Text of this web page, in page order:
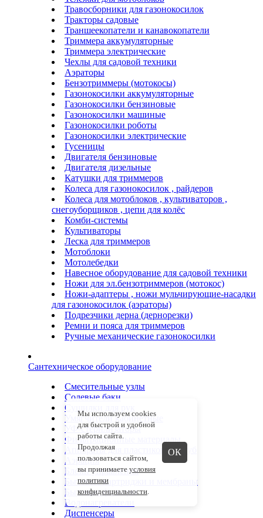
Травосборники для газонокосилок
Тракторы садовые
Траншеекопатели и канавокопатели
Триммера аккумуляторные
Триммера электрические
Чехлы для садовой техники
Аэраторы
Бензотриммеры (мотокосы)
Газонокосилки аккумуляторные
Газонокосилки бензиновые
Газонокосилки машиные
Газонокосилки роботы
Газонокосилки электрические
Гусеницы
Двигателя бензиновые
Двигателя дизельные
Катушки для триммеров
Колеса для газонокосилок , райдеров
Колеса для мотоблоков , культиваторов ,
снегоуборщиков , цепи для колёс
Комби-системы
Культиваторы
Леска для триммеров
Мотоблоки
Мотолебедки
Навесное оборудование для садовой техники
Ножи для эл.бензотриммеров (мотокос)
Ножи-адаптеры , ножи мульчирующие-насадки
для газонокосилок (аэраторы)
Подрезчики дерна (дернорезки)
Ремни и пояса для триммеров
Ручные механические газонокосилки
Сантехническое оборудование
Смесительные узлы
Солевые баки
Сушилки для рук
Умягчители кабинетные
УФ-стерилизаторы
Фильтрационные материалы
Аппараты для пластиковых труб
Аэрация
Блоки управления
Бытовые картриджи и мембраны
Бытовые фильтры
Водонагреватели
Диспенсеры
Мы используем cookies
для быстрой и удобной
работы сайта.
Продолжая
пользоваться сайтом,
вы принимаете условия
политики
конфиденциальности.
ОК